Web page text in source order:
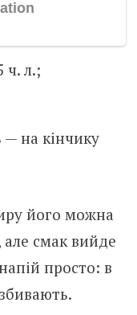
ч. л.;
на кінчику
його можна
смак вийде
просто: в